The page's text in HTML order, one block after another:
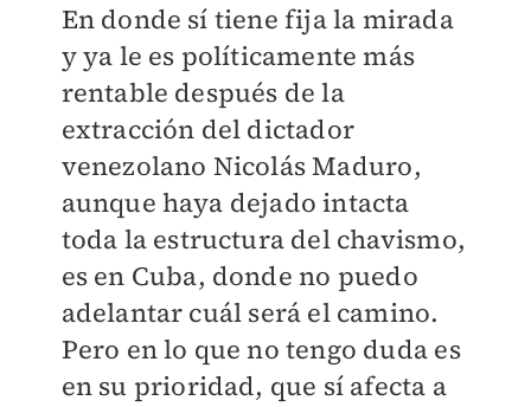
En donde sí tiene fija la mirada
y ya le es políticamente más
rentable después de la
extracción del dictador
venezolano Nicolás Maduro,
aunque haya dejado intacta
toda la estructura del chavismo,
es en Cuba, donde no puedo
adelantar cuál será el camino.
Pero en lo que no tengo duda es
en su prioridad, que sí afecta a